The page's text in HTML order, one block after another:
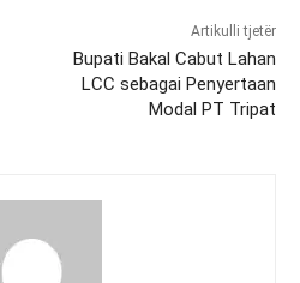
Artikulli tjetër
Bupati Bakal Cabut Lahan
LCC sebagai Penyertaan
Modal PT Tripat